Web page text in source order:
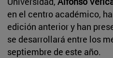
en el centro académico,
edición anterior y han
se desarrollará entre los
septiembre de este año.